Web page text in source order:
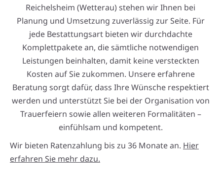
Reichelsheim (Wetterau) stehen wir Ihnen bei
Planung und Umsetzung zuverlässig zur Seite. Für
jede Bestattungsart bieten wir durchdachte
Komplettpakete an, die sämtliche notwendigen
Leistungen beinhalten, damit keine versteckten
Kosten auf Sie zukommen. Unsere erfahrene
Beratung sorgt dafür, dass Ihre Wünsche respektiert
werden und unterstützt Sie bei der Organisation von
Trauerfeiern sowie allen weiteren Formalitäten –
einfühlsam und kompetent.
Wir bieten Ratenzahlung bis zu 36 Monate an. Hier
erfahren Sie mehr dazu.